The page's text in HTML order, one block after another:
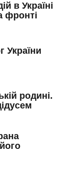
в Україні
фронті
України
родині.